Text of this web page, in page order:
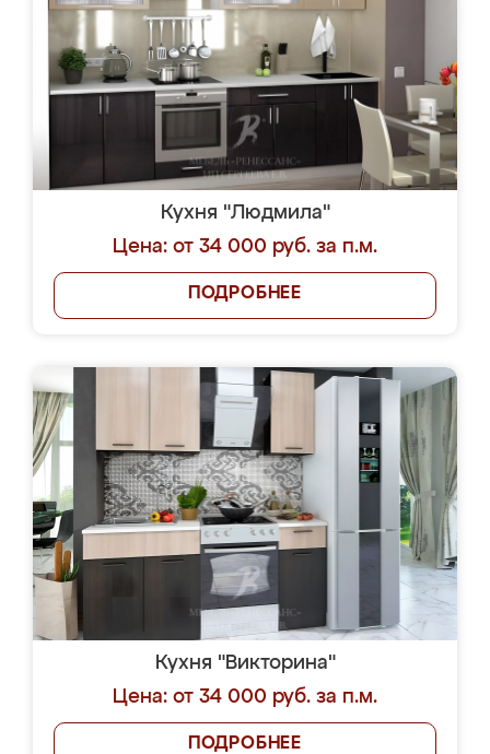
Кухня "Людмила"
Цена: от 34 000 руб. за п.м.
ПОДРОБНЕЕ
Кухня "Викторина"
Цена: от 34 000 руб. за п.м.
ПОДРОБНЕЕ